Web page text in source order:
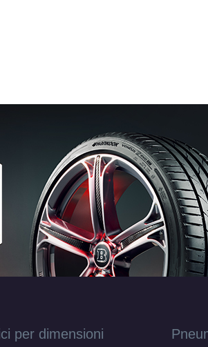
per dimensioni